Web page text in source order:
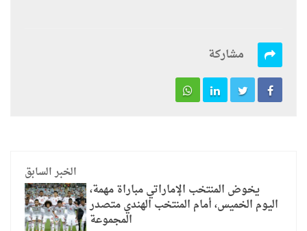
مشاركة
الخبر السابق
يخوض المنتخب الإماراتي مباراة مهمة،
اليوم الخميس، أمام المنتخب الهندي متصدر
المجموعة